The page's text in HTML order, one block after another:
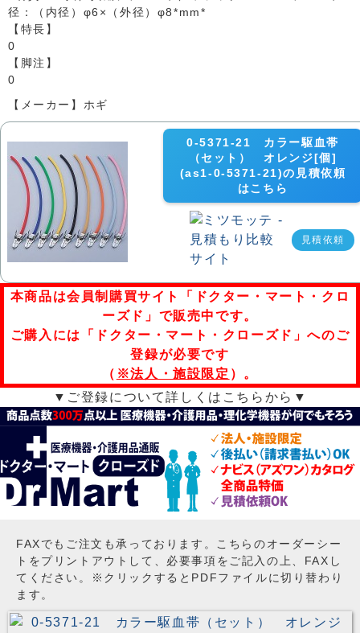
径：（内径）φ6×（外径）φ8*mm*
【特長】
0
【脚注】
0
【メーカー】ホギ
0-5371-21 カラー駆血帯
（セット） オレンジ[個]
(as1-0-5371-21)の見積依頼
はこちら
見積依頼
本商品は会員制購買サイト「ドクター・マート・クロ
ーズド」で販売中です。
ご購入には「ドクター・マート・クローズド」へのご
登録が必要です
（ ※法人・施設限定 ）。
▼ご登録について詳しくはこちらから▼
FAXでもご注文も承っております。こちらのオーダーシー
トをプリントアウトして、必要事項をご記入の上、FAXし
てください。※クリックするとPDFファイルに切り替わり
ます。